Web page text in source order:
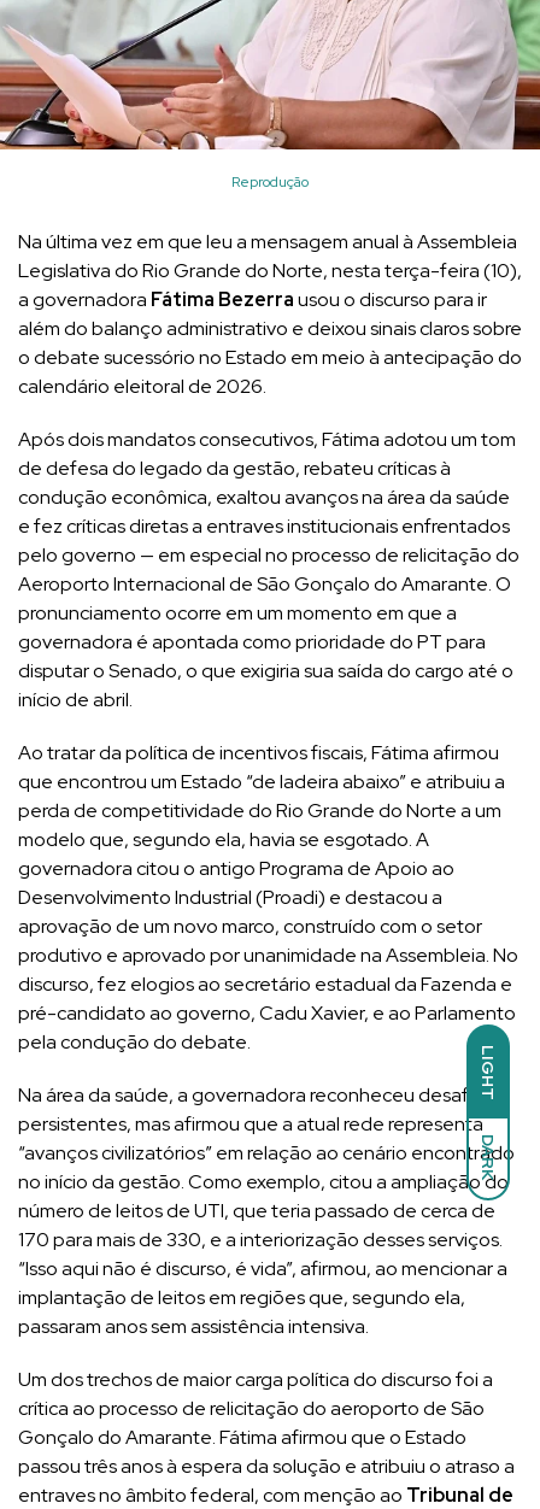
LIGHT
DARK
Reprodução
Na última vez em que leu a mensagem anual à Assembleia
Legislativa do Rio Grande do Norte, nesta terça-feira (10),
a governadora Fátima Bezerrausou o discurso para ir
além do balanço administrativo e deixou sinais claros sobre
o debate sucessório no Estado em meio à antecipação do
calendário eleitoral de 2026.
Após dois mandatos consecutivos, Fátima adotou um tom
de defesa do legado da gestão, rebateu críticas à
condução econômica, exaltou avanços na área da saúde
e fez críticas diretas a entraves institucionais enfrentados
pelo governo — em especial no processo de relicitação do
Aeroporto Internacional de São Gonçalo do Amarante. O
pronunciamento ocorre em um momento em que a
governadora é apontada como prioridade do PT para
disputar o Senado, o que exigiria sua saída do cargo até o
início de abril.
Ao tratar da política de incentivos fiscais, Fátima afirmou
que encontrou um Estado “de ladeira abaixo” e atribuiu a
perda de competitividade do Rio Grande do Norte a um
modelo que, segundo ela, havia se esgotado. A
governadora citou o antigo Programa de Apoio ao
Desenvolvimento Industrial (Proadi) e destacou a
aprovação de um novo marco, construído com o setor
produtivo e aprovado por unanimidade na Assembleia. No
discurso, fez elogios ao secretário estadual da Fazenda e
pré-candidato ao governo, Cadu Xavier, e ao Parlamento
pela condução do debate.
Na área da saúde, a governadora reconheceu desafios
persistentes, mas afirmou que a atual rede representa
“avanços civilizatórios” em relação ao cenário encontrado
no início da gestão. Como exemplo, citou a ampliação do
número de leitos de UTI, que teria passado de cerca de
170 para mais de 330, e a interiorização desses serviços.
“Isso aqui não é discurso, é vida”, afirmou, ao mencionar a
implantação de leitos em regiões que, segundo ela,
passaram anos sem assistência intensiva.
Um dos trechos de maior carga política do discurso foi a
crítica ao processo de relicitação do aeroporto de São
Gonçalo do Amarante. Fátima afirmou que o Estado
passou três anos à espera da solução e atribuiu o atraso a
entraves no âmbito federal, com menção ao Tribunal de